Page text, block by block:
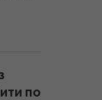
по